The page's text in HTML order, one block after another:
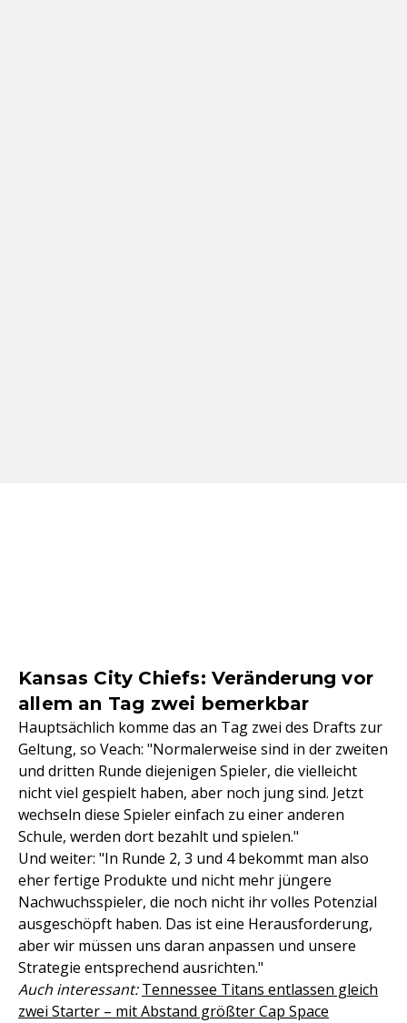
Kansas City Chiefs: Veränderung vor
allem an Tag zwei bemerkbar
Hauptsächlich komme das an Tag zwei des Drafts zur
Geltung, so Veach: "Normalerweise sind in der zweiten
und dritten Runde diejenigen Spieler, die vielleicht
nicht viel gespielt haben, aber noch jung sind. Jetzt
wechseln diese Spieler einfach zu einer anderen
Schule, werden dort bezahlt und spielen."
Und weiter: "In Runde 2, 3 und 4 bekommt man also
eher fertige Produkte und nicht mehr jüngere
Nachwuchsspieler, die noch nicht ihr volles Potenzial
ausgeschöpft haben. Das ist eine Herausforderung,
aber wir müssen uns daran anpassen und unsere
Strategie entsprechend ausrichten."
Auch interessant: Tennessee Titans entlassen gleich
zwei Starter – mit Abstand größter Cap Space